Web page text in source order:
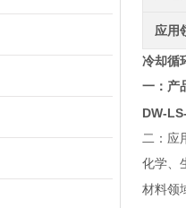
应用
冷却循
一：产
DW-
二：应
化学、
材料领